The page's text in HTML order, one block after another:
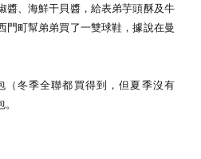
醬、海鮮干貝醬，給表弟芋頭酥及牛
門町幫弟弟買了一雙球鞋，據說在曼
（冬季全聯都買得到，但夏季沒有